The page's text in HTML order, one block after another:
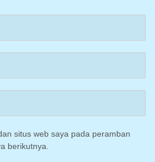
situs web saya pada peramban
berikutnya.